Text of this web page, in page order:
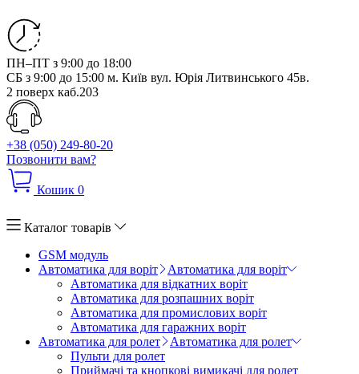
ПН–ПТ з 9:00 до 18:00
СБ з 9:00 до 15:00 м. Київ вул. Юрія Литвинського 45в.
2 поверх каб.203
+38 (050) 249-80-20
Позвонити вам?
Кошик 0
Каталог товарів
GSM модуль
Автоматика для воріт
Автоматика для воріт
Автоматика для відкатних воріт
Автоматика для розпашних воріт
Автоматика для промислових воріт
Автоматика для гаражних воріт
Автоматика для ролет
Автоматика для ролет
Пульти для ролет
Приймачі та кнопкові вимикачі для ролет